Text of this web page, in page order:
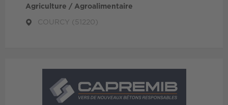
Agriculture / Agroalimentaire
COURCY (51220)